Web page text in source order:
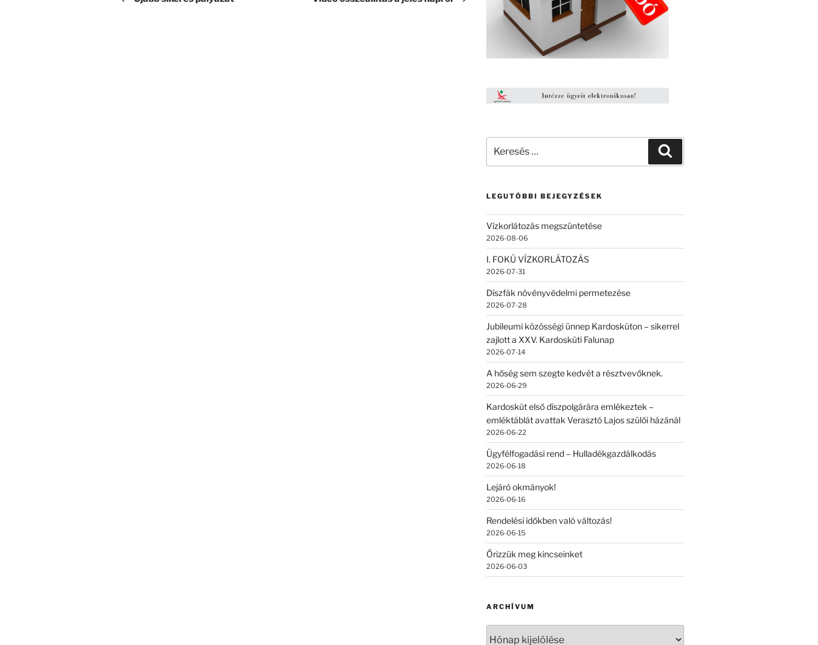
következő
LEGUTÓBBI BEJEGYZÉSEK
Vízkorlátozás megszüntetése
2026-08-06
I. FOKÚ VÍZKORLÁTOZÁS
2026-07-31
Díszfák növényvédelmi permetezése
2026-07-28
Jubileumi közösségi ünnep Kardoskúton – sikerrel
zajlott a XXV. Kardoskúti Falunap
2026-07-14
A hőség sem szegte kedvét a résztvevőknek.
2026-06-29
Kardoskút első díszpolgárára emlékeztek –
emléktáblát avattak Verasztó Lajos szülői házánál
2026-06-22
Ügyfélfogadási rend – Hulladékgazdálkodás
2026-06-18
Lejáró okmányok!
2026-06-16
Rendelési időkben való változás!
2026-06-15
Őrizzük meg kincseinket
2026-06-03
ARCHÍVUM